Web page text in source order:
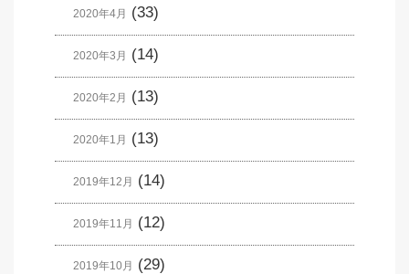
2020年4月 (33)
2020年3月 (14)
2020年2月 (13)
2020年1月 (13)
2019年12月 (14)
2019年11月 (12)
2019年10月 (29)